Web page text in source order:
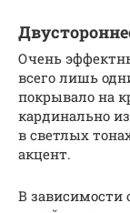
Очень
всего лишь
покрывало на
кардинально
в светлых
акцент.
В зависимости